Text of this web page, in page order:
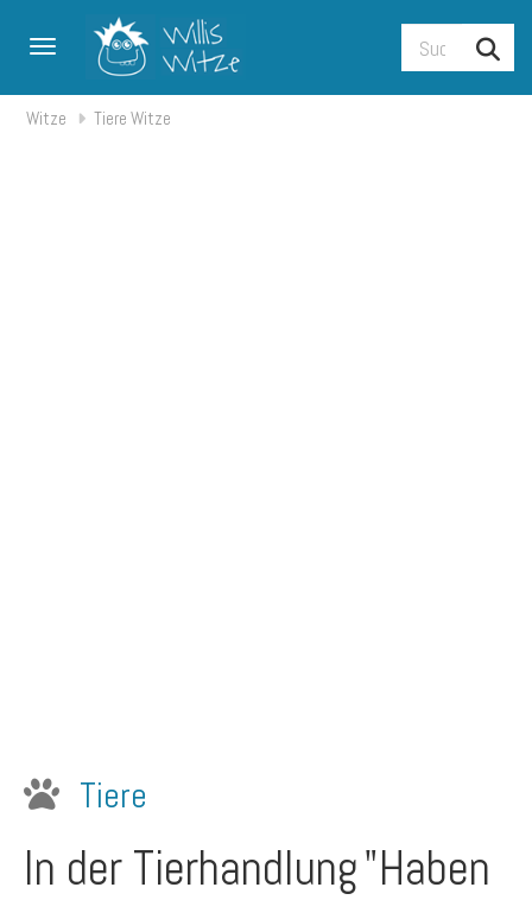
Toggle navigation
Witze Tiere Witze
Tiere
In der Tierhandlung"Haben